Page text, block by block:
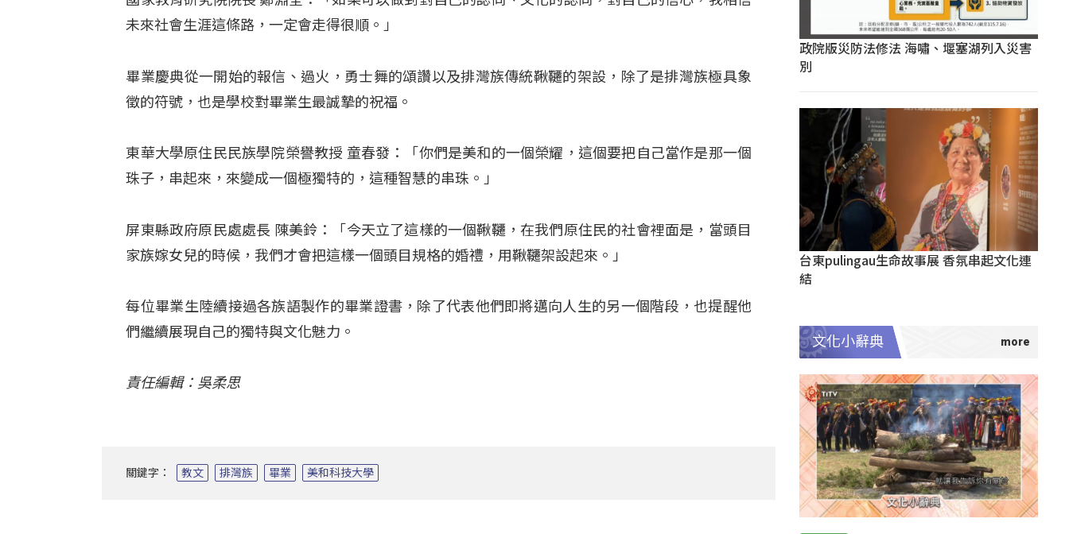
未來社會生涯這條路，一定會走得很順。」
畢業慶典從一開始的報信、過火，勇士舞的頌讚以及排灣族傳統鞦韆的架設，除了是排灣族極具象
徵的符號，也是學校對畢業生最誠摯的祝福。
東華大學原住民民族學院榮譽教授 童春發：「你們是美和的一個榮耀，這個要把自己當作是那一個
珠子，串起來，來變成一個極獨特的，這種智慧的串珠。」
屏東縣政府原民處處長 陳美鈴：「今天立了這樣的一個鞦韆，在我們原住民的社會裡面是，當頭目
家族嫁女兒的時候，我們才會把這樣一個頭目規格的婚禮，用鞦韆架設起來。」
每位畢業生陸續接過各族語製作的畢業證書，除了代表他們即將邁向人生的另一個階段，也提醒他
們繼續展現自己的獨特與文化魅力。
責任編輯：吳柔思
關鍵字： 教文 排灣族 畢業 美和科技大學
政院版災防法修法 海嘯、堰塞湖列入災害
別
台東pulingau生命故事展 香氛串起文化連
結
文化小辭典